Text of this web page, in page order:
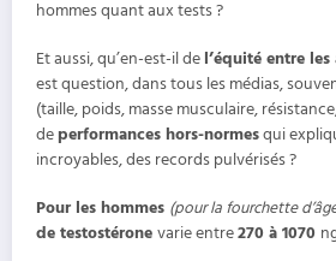
hommes quant aux tests ?
Et aussi, qu’en-est-il de l’équité entre
est question, dans tous les médias,
(taille, poids, masse musculaire,
deperformances hors-normesqui
incroyables, des records pulvérisés ?
Pour les hommes (pour la fourchette
de testostérone varie entre270 à 1070